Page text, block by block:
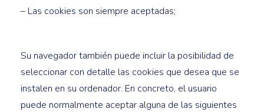
– Las cookies son siempre aceptadas;
Su navegador también puede incluir la posibilidad de
seleccionar con detalle las cookies que desea que se
instalen en su ordenador. En concreto, el usuario
puede normalmente aceptar alguna de las siguientes